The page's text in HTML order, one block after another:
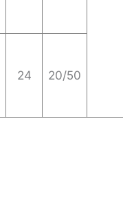
24 20/50